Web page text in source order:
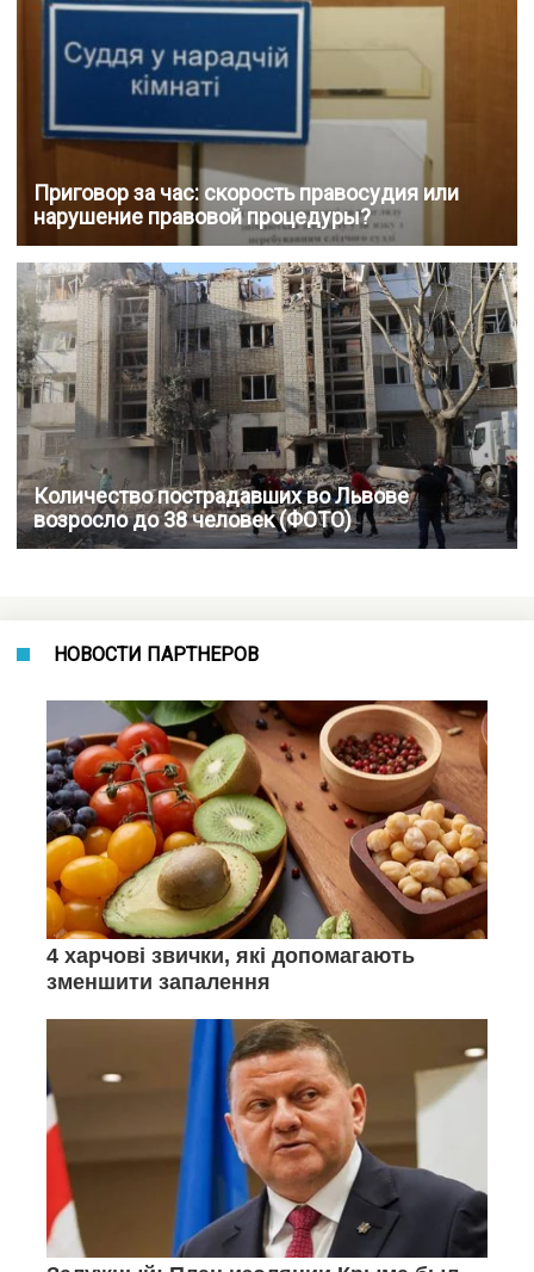
Приговор за час: скорость правосудия или
нарушение правовой процедуры?
Количество пострадавших во Львове
возросло до 38 человек (ФОТО)
НОВОСТИ ПАРТНЕРОВ